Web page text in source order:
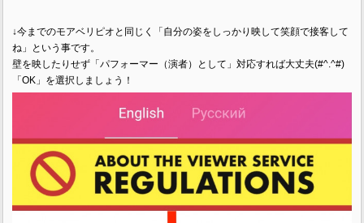
↓今までのモアベリピオと同じく「自分の姿をしっかり映して笑顔で接客して
ね」という事です。
壁を映したりせず「パフォーマー（演者）として」対応すれば大丈夫(#^.^#)
「OK」を選択しましょう！